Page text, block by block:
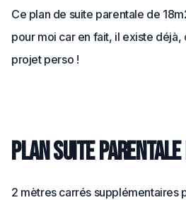
Ce plan de suite parentale de
pour moi car en fait, il existe déjà,
projet perso !
Plan suite parentale
2 mètres carrés supplémentaires